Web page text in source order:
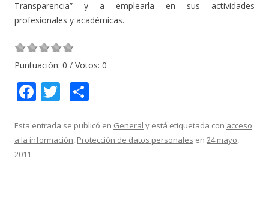
Transparencia” y a emplearla en sus actividades
profesionales y académicas.
Puntuación: 0 / Votos: 0
F
e
b
T
itt
er
m
p
Esta entrada se publicó en General y está etiquetada con acceso
a la información, Protección de datos personales en 24 mayo,
2011.